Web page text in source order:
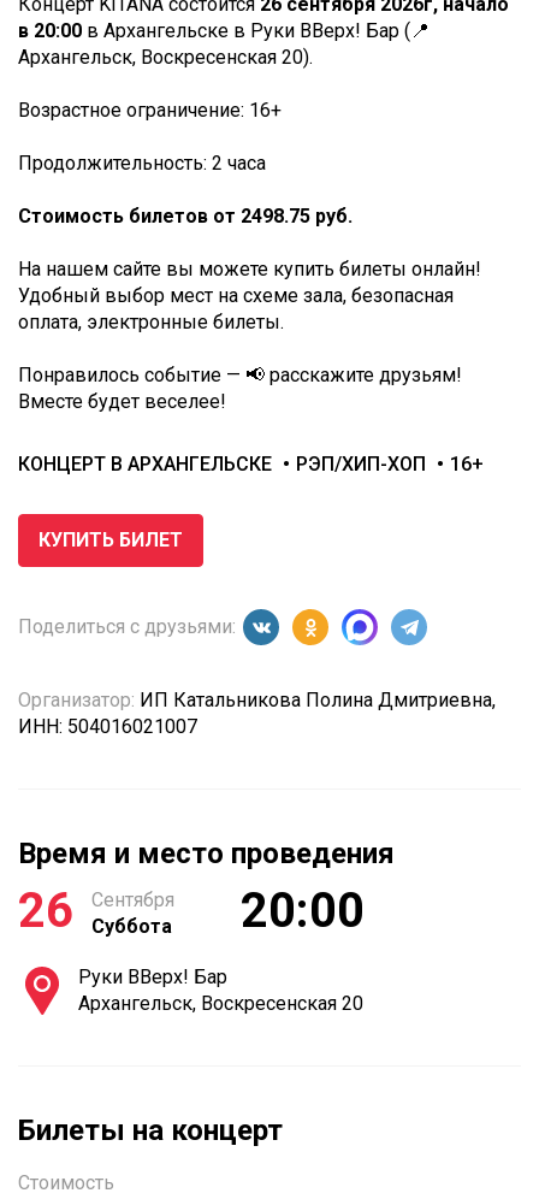
Концерт KITANA состоится 26 сентября 2026г, начало
в 20:00 в Архангельске в Руки ВВерх! Бар (📍
Архангельск, Воскресенская 20).
Возрастное ограничение: 16+
Продолжительность: 2 часа
Стоимость билетов от 2498.75 руб.
На нашем сайте вы можете купить билеты онлайн!
Удобный выбор мест на схеме зала, безопасная
оплата, электронные билеты.
Понравилось событие — 📢 расскажите друзьям!
Вместе будет веселее!
КОНЦЕРТ В АРХАНГЕЛЬСКЕ РЭП/ХИП-ХОП 16+
КУПИТЬ БИЛЕТ
Поделиться с друзьями:
Организатор: ИП Катальникова Полина Дмитриевна,
ИНН: 504016021007
Время и место проведения
26
Сентября
Суббота
20:00
Руки ВВерх! Бар
Архангельск, Воскресенская 20
Билеты на концерт
Стоимость